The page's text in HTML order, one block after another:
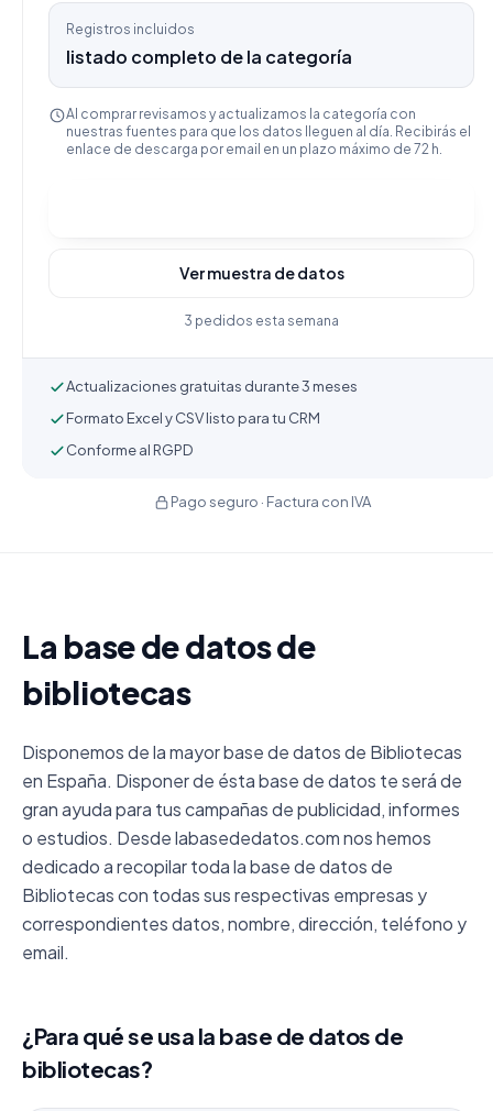
Registros incluidos
listado completo de la categoría
Al comprar revisamos y actualizamos la categoría con
nuestras fuentes para que los datos lleguen al día. Recibirás el
enlace de descarga por email en un plazo máximo de 72 h.
Ver muestra de datos
3 pedidos esta semana
Actualizaciones gratuitas durante 3 meses
Formato Excel y CSV listo para tu CRM
Conforme al RGPD
Pago seguro · Factura con IVA
La base de datos de
bibliotecas
Disponemos de la mayor base de datos de Bibliotecas
en España. Disponer de ésta base de datos te será de
gran ayuda para tus campañas de publicidad, informes
o estudios. Desde labasededatos.com nos hemos
dedicado a recopilar toda la base de datos de
Bibliotecas con todas sus respectivas empresas y
correspondientes datos, nombre, dirección, teléfono y
email.
¿Para qué se usa la base de datos de
bibliotecas?